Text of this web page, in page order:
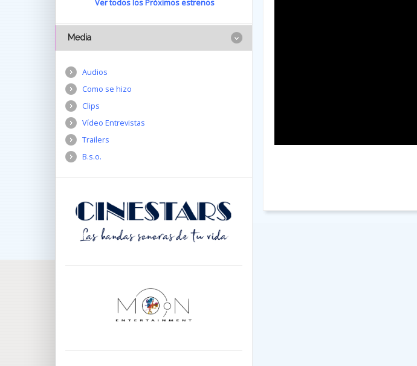
Ver todos los Próximos estrenos
Media
Audios
Como se hizo
Clips
Vídeo Entrevistas
Trailers
B.s.o.